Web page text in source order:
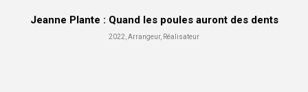
Jeanne Plante : Quand les poules auront des dents
2022, Arrangeur, Réalisateur